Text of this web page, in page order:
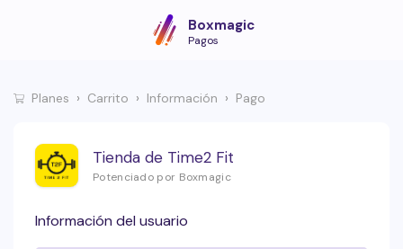
Boxmagic
Pagos
Planes Carrito Información Pago
Tienda de Time2 Fit
Potenciado por Boxmagic
Información del usuario